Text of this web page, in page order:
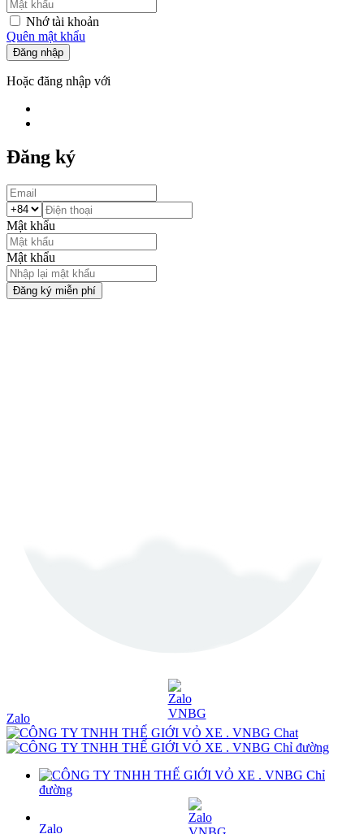
Nhớ tài khoản
Quên mật khẩu
Đăng nhập
Hoặc đăng nhập với
Đăng ký
Mật khẩu
Mật khẩu
Đăng ký miễn phí
Zalo
Chat
Chỉ đường
Chỉ
đường
Zalo